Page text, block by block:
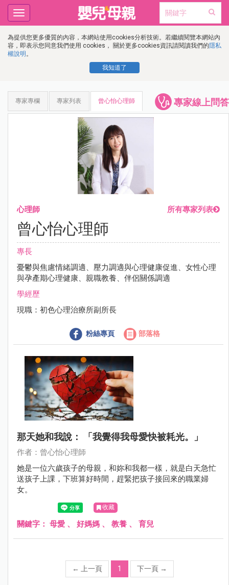
為提供您更多優質的內容，本網站使用cookies分析技術。若繼續閱覽本網站內
容，即表示您同意我們使用 cookies， 關於更多cookies資訊請閱讀我們的隱私
權說明 。
我知道了
Toggle
navigation
專家線上問答
專家專欄 專家列表 曾心怡心理師
心理師 所有專家列表
曾心怡心理師
專長
憂鬱與焦慮情緒調適、壓力調適與心理健康促進、女性心理
與孕產期心理健康、親職教養、伴侶關係調適
學經歷
現職：初色心理治療所副所長
粉絲專頁 部落格
那天她和我說： 「我覺得我母愛快被耗光。」
作者：曾心怡心理師
她是一位六歲孩子的母親，和妳和我都一樣，就是白天急忙
送孩子上課，下班算好時間，趕緊把孩子接回來的職業婦
女。
收藏
關鍵字： 母愛 、 好媽媽 、 教養 、 育兒
← 上一頁 1 下一頁 →